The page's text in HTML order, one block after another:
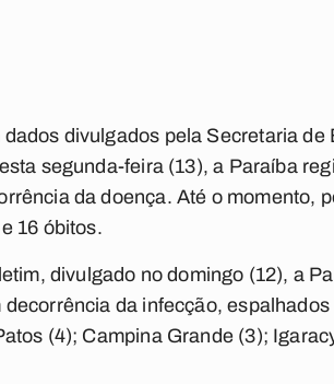
divulgados pela Secretaria
segunda-feira (13), a Paraíba
da doença. Até o momento,
16 óbitos.
divulgado no domingo (12), a
decorrência da infecção,
(4); Campina Grande (3);